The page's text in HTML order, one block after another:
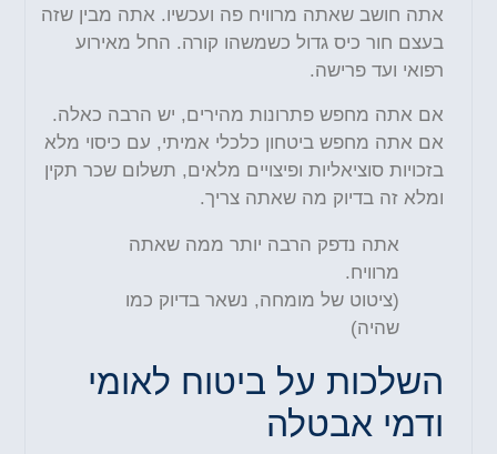
אתה חושב שאתה מרוויח פה ועכשיו. אתה מבין שזה
בעצם חור כיס גדול כשמשהו קורה. החל מאירוע
רפואי ועד פרישה.
אם אתה מחפש פתרונות מהירים, יש הרבה כאלה.
אם אתה מחפש ביטחון כלכלי אמיתי, עם כיסוי מלא
בזכויות סוציאליות ופיצויים מלאים, תשלום שכר תקין
ומלא זה בדיוק מה שאתה צריך.
אתה נדפק הרבה יותר ממה שאתה
מרוויח.
(ציטוט של מומחה, נשאר בדיוק כמו
שהיה)
השלכות על ביטוח לאומי
ודמי אבטלה